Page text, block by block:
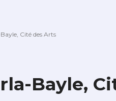
Cité des Arts
Bayle,